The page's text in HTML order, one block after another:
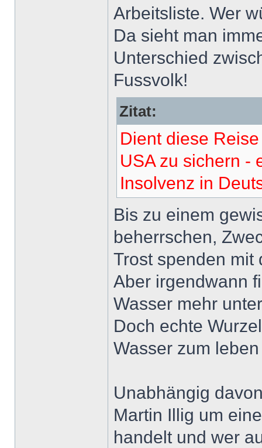
Arbeitsliste. Wer
Da sieht man
Unterschied
Fussvolk!
Zitat:
Dient diese
USA zu sichern -
Insolvenz in
Bis zu einem
beherrschen,
Trost spenden mit
Aber irgendwann
Wasser mehr
Doch echte
Wasser zum
Unabhängig
Martin Illig um
handelt und wer